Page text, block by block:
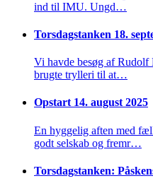
ind til IMU. Ungd…
Torsdagstanken 18.
Vi havde besøg af
brugte trylleri til at…
Opstart 14. august 2025
En hyggelig aften med
godt selskab og fremr…
Torsdagstanken: